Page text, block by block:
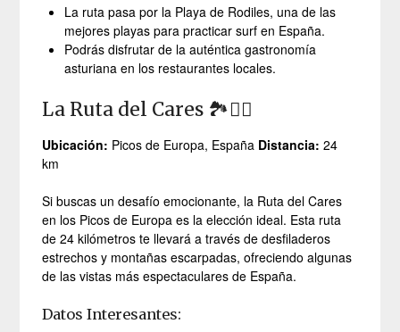
La ruta pasa por la Playa de Rodiles, una de las
mejores playas para practicar surf en España.
Podrás disfrutar de la auténtica gastronomía
asturiana en los restaurantes locales.
La Ruta del Cares 🏞️🚴‍♀️
Ubicación: Picos de Europa, España Distancia: 24
km
Si buscas un desafío emocionante, la Ruta del Cares
en los Picos de Europa es la elección ideal. Esta ruta
de 24 kilómetros te llevará a través de desfiladeros
estrechos y montañas escarpadas, ofreciendo algunas
de las vistas más espectaculares de España.
Datos Interesantes: